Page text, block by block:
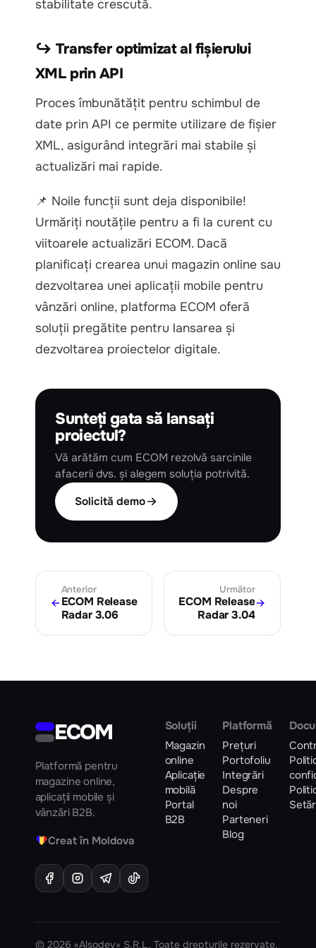
stabilitate crescută.
↪ Transfer optimizat al fișierului
XML prin API
Proces îmbunătățit pentru schimbul de
date prin API ce permite utilizare de fișier
XML, asigurând integrări mai stabile și
actualizări mai rapide.
📌 Noile funcții sunt deja disponibile!
Urmăriți noutățile pentru a fi la curent cu
viitoarele actualizări ECOM. Dacă
planificați crearea unui magazin online sau
dezvoltarea unei aplicații mobile pentru
vânzări online, platforma ECOM oferă
soluții pregătite pentru lansarea și
dezvoltarea proiectelor digitale.
Sunteți gata să lansați
proiectul?
Vă arătăm cum ECOM rezolvă sarcinile
afacerii dvs. și alegem soluția potrivită.
Solicită demo
Anterior
ECOM Release
Radar 3.06
Următor
ECOM Release
Radar 3.04
ECOM
Platformă pentru
magazine online,
aplicații mobile și
vânzări B2B.
♥Creat în Moldova
Soluții
Magazin
online
Aplicație
mobilă
Portal
B2B
Platformă
Prețuri
Portofoliu
Integrări
Despre
noi
Parteneri
Blog
© 2026 «Alsodev» S.R.L. Toate drepturile rezervate.